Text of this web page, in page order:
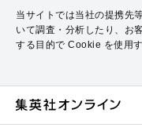
当サイトでは当社の提携先
いて調査・分析したり、お
する目的で Cookie を使用